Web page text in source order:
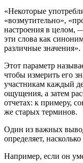
«Некоторые
«возмутительно»,
настроения в
эти слова как
различные значения».
Этот параметр
чтобы измерить его
участникам каждый
ощущения, а затем
отчетах: к примеру,
же старых терминов.
Один из важных
определяет,
Например, если он